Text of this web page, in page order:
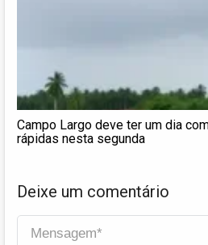
Campo Largo deve ter um dia
rápidas nesta segunda
Deixe um comentário